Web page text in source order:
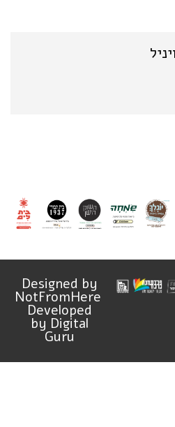
Designed by
NotFromHere
Developed
by Digital
Guru